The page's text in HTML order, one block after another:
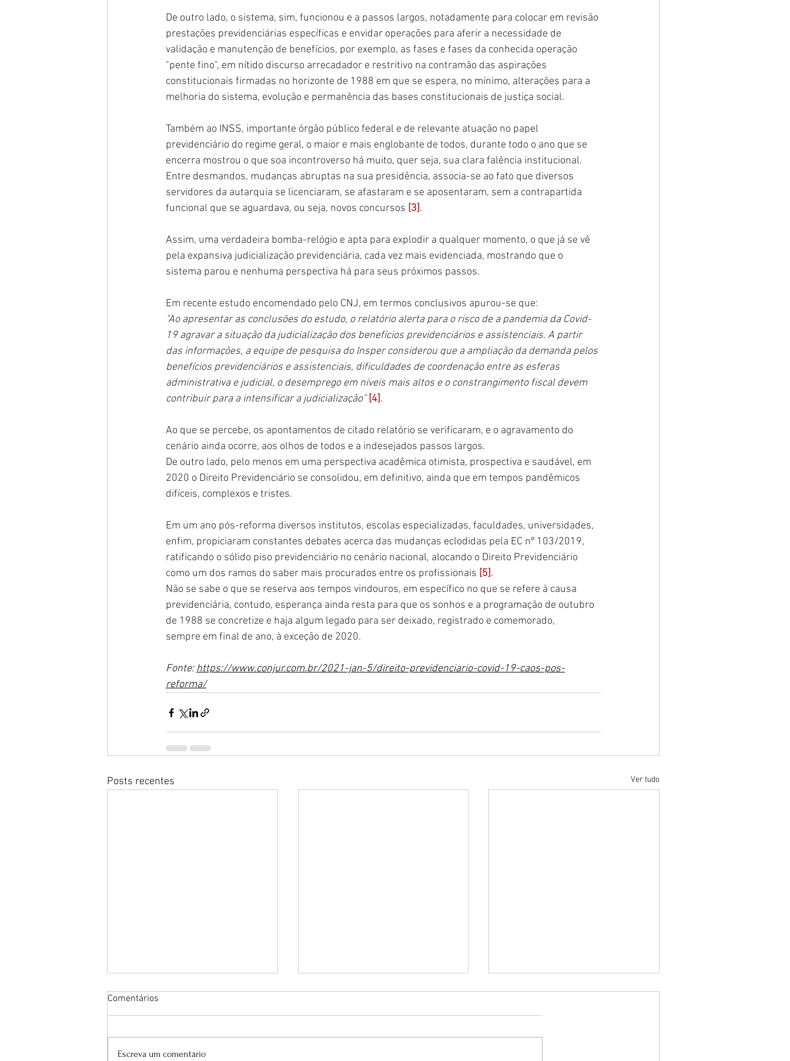
De outro lado, o sistema, sim, funcionou e a passos largos, notadamente para colocar em revisão
prestações previdenciárias específicas e envidar operações para aferir a necessidade de
validação e manutenção de benefícios, por exemplo, as fases e fases da conhecida operação
"pente fino", em nítido discurso arrecadador e restritivo na contramão das aspirações
constitucionais firmadas no horizonte de 1988 em que se espera, no mínimo, alterações para a
melhoria do sistema, evolução e permanência das bases constitucionais de justiça social.
Também ao INSS, importante órgão público federal e de relevante atuação no papel
previdenciário do regime geral, o maior e mais englobante de todos, durante todo o ano que se
encerra mostrou o que soa incontroverso há muito, quer seja, sua clara falência institucional.
Entre desmandos, mudanças abruptas na sua presidência, associa-se ao fato que diversos
servidores da autarquia se licenciaram, se afastaram e se aposentaram, sem a contrapartida
funcional que se aguardava, ou seja, novos concursos [3].
Assim, uma verdadeira bomba-relógio e apta para explodir a qualquer momento, o que já se vê
pela expansiva judicialização previdenciária, cada vez mais evidenciada, mostrando que o
sistema parou e nenhuma perspectiva há para seus próximos passos.
Em recente estudo encomendado pelo CNJ, em termos conclusivos apurou-se que:
"Ao apresentar as conclusões do estudo, o relatório alerta para o risco de a pandemia da Covid-
19 agravar a situação da judicialização dos benefícios previdenciários e assistenciais. A partir
das informações, a equipe de pesquisa do Insper considerou que a ampliação da demanda pelos
benefícios previdenciários e assistenciais, dificuldades de coordenação entre as esferas
administrativa e judicial, o desemprego em níveis mais altos e o constrangimento fiscal devem
contribuir para a intensificar a judicialização" [4].
Ao que se percebe, os apontamentos de citado relatório se verificaram, e o agravamento do
cenário ainda ocorre, aos olhos de todos e a indesejados passos largos.
De outro lado, pelo menos em uma perspectiva acadêmica otimista, prospectiva e saudável, em
2020 o Direito Previdenciário se consolidou, em definitivo, ainda que em tempos pandêmicos
difíceis, complexos e tristes.
Em um ano pós-reforma diversos institutos, escolas especializadas, faculdades, universidades,
enfim, propiciaram constantes debates acerca das mudanças eclodidas pela EC nº 103/2019,
ratificando o sólido piso previdenciário no cenário nacional, alocando o Direito Previdenciário
como um dos ramos do saber mais procurados entre os profissionais [5].
Não se sabe o que se reserva aos tempos vindouros, em específico no que se refere à causa
previdenciária, contudo, esperança ainda resta para que os sonhos e a programação de outubro
de 1988 se concretize e haja algum legado para ser deixado, registrado e comemorado,
sempre em final de ano, à exceção de 2020.
Fonte: https://www.conjur.com.br/2021-jan-5/direito-previdenciario-covid-19-caos-pos-
reforma/
Posts recentes Ver tudo
Comentários
Escreva um comentário